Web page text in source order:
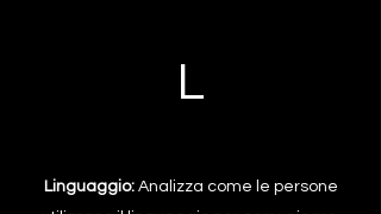
L
Linguaggio:Analizza come le persone